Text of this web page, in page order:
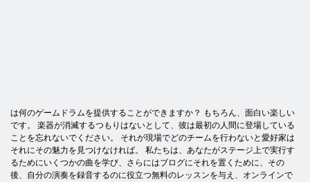
は何のゲームドラムを提供することができますか？ もちろん、面白い楽しい
です。 楽器が消滅するつもりはないとして、彼は最初の人間に登場している
ことを忘れないでください。 それが現場でどのチームを行わないと愛好家は
それにその魅力を見つけなければ。 私たちは、あなたがステージ上で実行す
るためにいくつかの曲を学び、さらにはブログにそれを置くために、その
後、自分の演奏を録音するのに役立つ無料のレッスンを与え、オンラインで